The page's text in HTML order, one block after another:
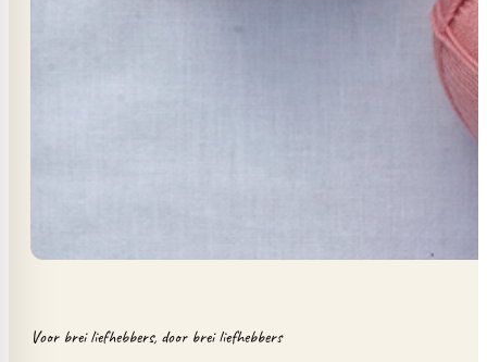
Voor brei liefhebbers, door brei liefhebbers